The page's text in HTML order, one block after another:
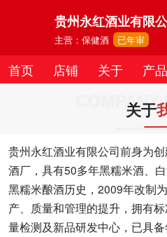
贵州永红酒业有限
主营：保健酒 已年审
首页 店铺 关于 产品
COMPANY
关于
贵州永红酒业有限公司前身为
酒厂，具有50多年黑糯米酒、
黑糯米酿酒历史，2009年改制
产、质量和管理的提升，拥有
量检测及新品研发中心，已具